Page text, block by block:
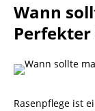
Wann
Rasenpflege ist